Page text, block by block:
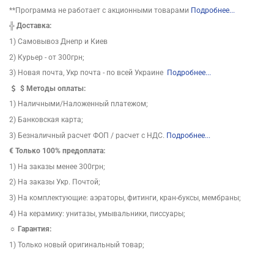
**Программа не работает с акционными товарами Подробнее...
╬ Доставка:
1) Самовывоз Днепр и Киев
2) Курьер - от 300грн;
3) Новая почта, Укр почта - по всей Украине Подробнее...
$Методы оплаты:
1) Наличными/Наложенный платежом;
2) Банковская карта;
3) Безналичный расчет ФОП / расчет с НДС. Подробнее...
€ Только 100% предоплата:
1) На заказы менее 300грн;
2) На заказы Укр. Почтой;
3) На комплектующие: аэраторы, фитинги, кран-буксы, мембраны;
4) На керамику: унитазы, умывальники, писсуары;
☼ Гарантия:
1) Только новый оригинальный товар;